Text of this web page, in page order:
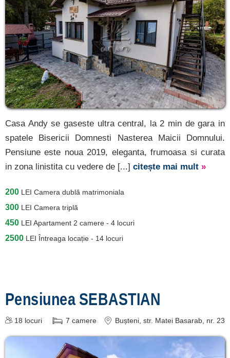
Casa Andy se gaseste ultra central, la 2 min de gara in
spatele Bisericii Domnesti Nasterea Maicii Domnului.
Pensiune este noua 2019, eleganta, frumoasa si curata
in zona linistita cu vedere de [...] citește mai mult »
200 LEI Camera dublă matrimoniala
300 LEI Camera triplă
450 LEI Apartament 2 camere - 4 locuri
2500 LEI Întreaga locație - 14 locuri
Pensiunea SEBASTIAN
18 locuri 7 camere Bușteni , str. Matei Basarab, nr. 23